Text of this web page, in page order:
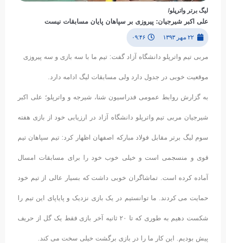
لیگ برتر واترپلو/
علی اکبر شیرجیان: پیروزی بر سپاهان پایان مسابقات نیست
۲۲ مهر ۱۳۹۳ ۰۹:۴۶
مربی تیم واترپلو دانشگاه آزاد گفت: تیم ما با سه بازی و سه پیروزی
موقعیت خوبی در جدول دارد ولی مسابقات لیگ ادامه دارد.
به گزارش روابط عمومی فدراسیون شنا، شیرجه و واترپلو؛ علی اکبر
شیرجیان مربی تیم واترپلو دانشگاه آزاد در ارزیابی خود از بازی هفته
سوم لیگ برتر مقابل فولاد مبارکه اصفهان اظهار کرد: تیم سپاهان تیم
قوی و منسجمی است و خیلی خوب خود را برای مسابقات امسال
آماده کرده است. تماشاگران خوبی داشت که بسیار عالی از تیم خود
حمایت می کردند. ما توانستیم در یک بازی نزدیک و پایاپای این تیم را
شکست دهیم به طوری که تا ۲۰ ثانیه آخر بازی فقط یک گل از حریف
پیش بودیم. این کار ما را در بازی برگشت خیلی سخت می کند.